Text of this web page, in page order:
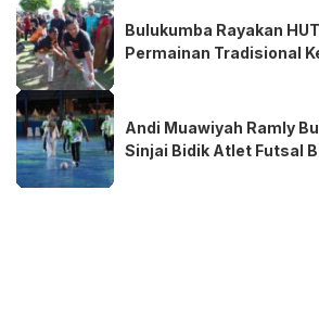
Bulukumba Rayakan HUT
Permainan Tradisional
Andi Muawiyah Ramly
Sinjai Bidik Atlet Futsal